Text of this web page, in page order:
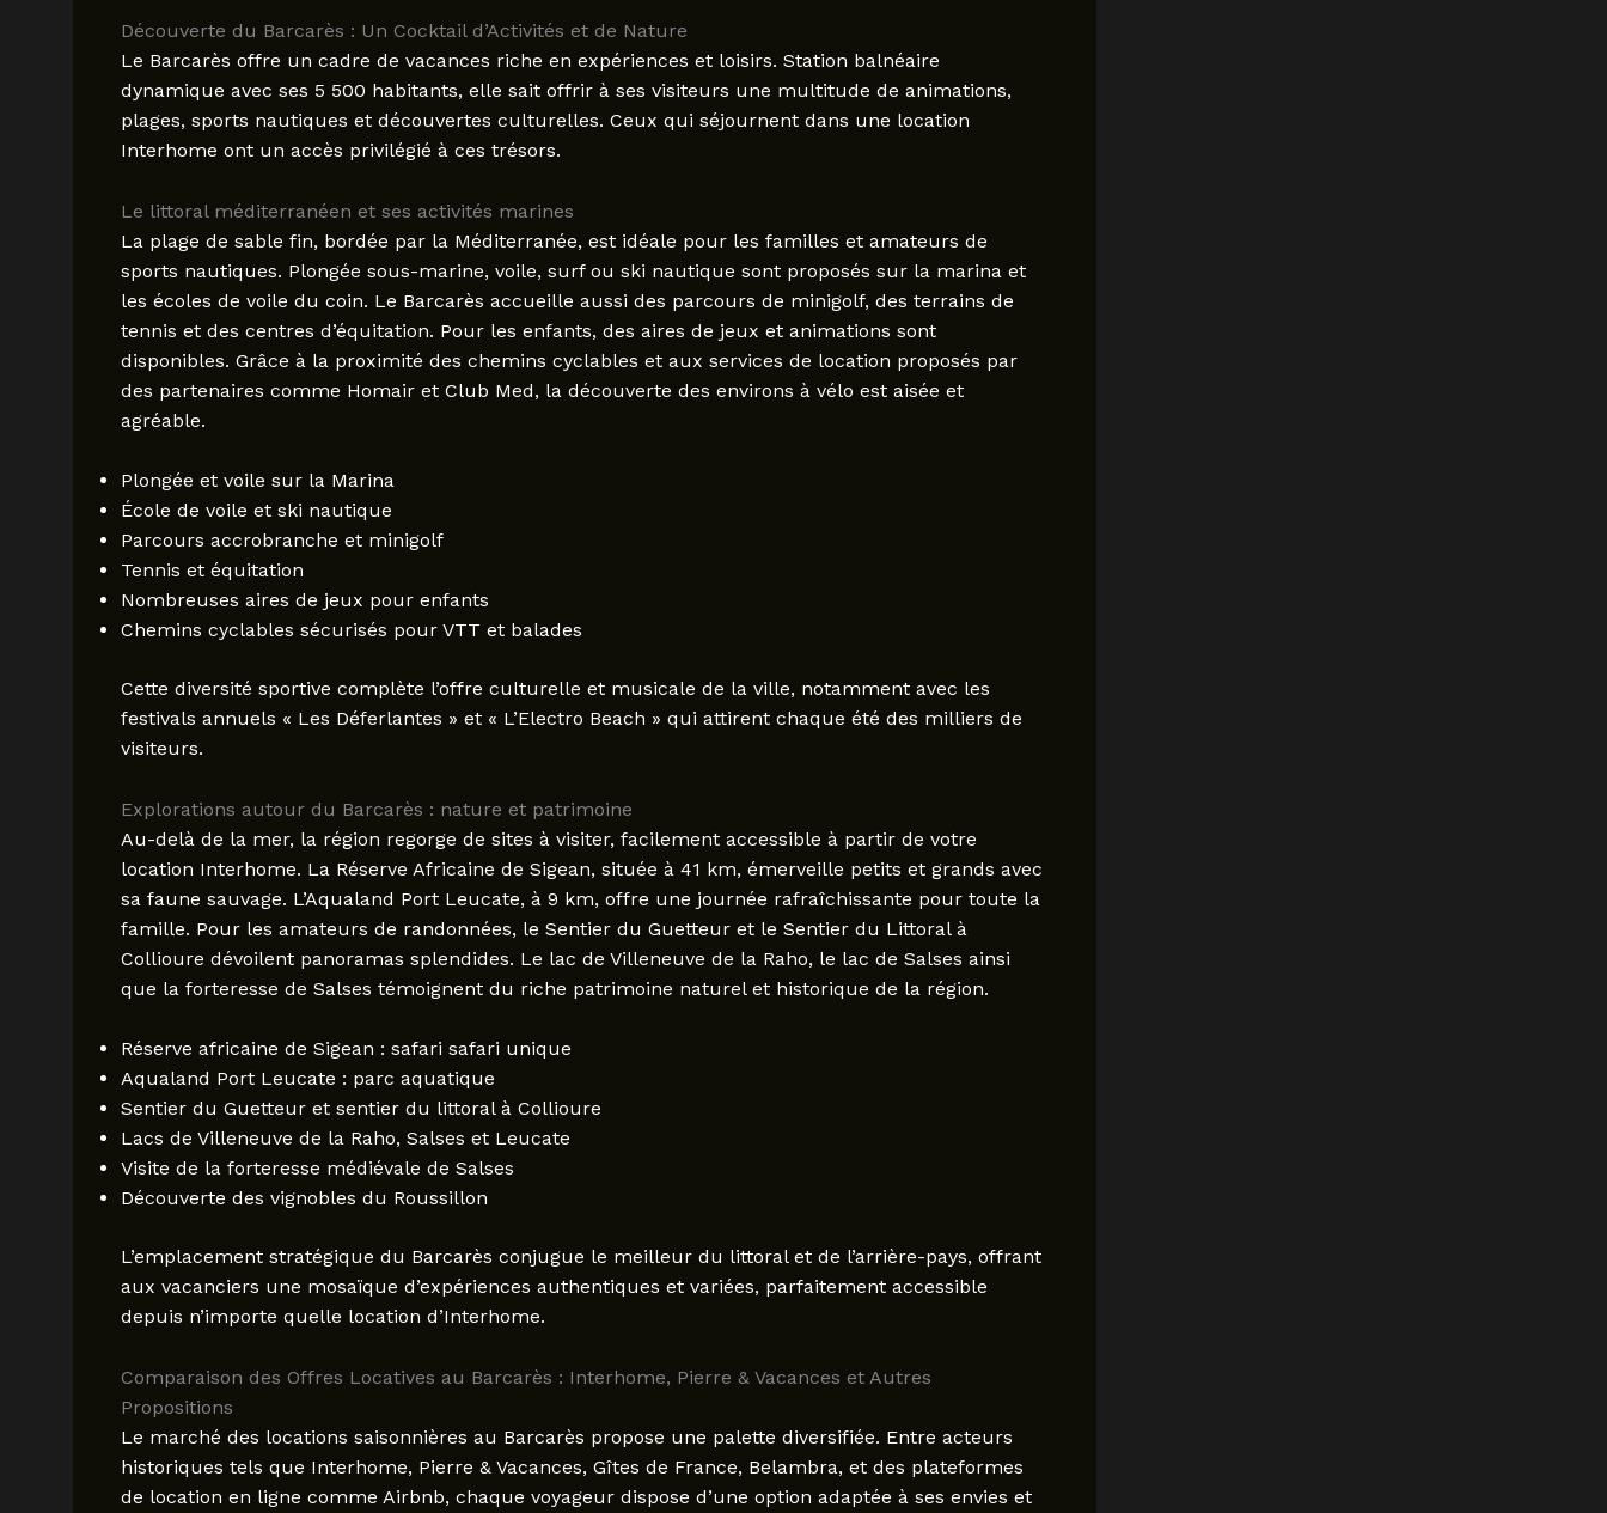
Découverte du Barcarès : Un Cocktail d’Activités et de Nature
Le Barcarès offre un cadre de vacances riche en expériences et loisirs. Station balnéaire
dynamique avec ses 5 500 habitants, elle sait offrir à ses visiteurs une multitude de animations,
plages, sports nautiques et découvertes culturelles. Ceux qui séjournent dans une location
Interhome ont un accès privilégié à ces trésors.
Le littoral méditerranéen et ses activités marines
La plage de sable fin, bordée par la Méditerranée, est idéale pour les familles et amateurs de
sports nautiques. Plongée sous-marine, voile, surf ou ski nautique sont proposés sur la marina et
les écoles de voile du coin. Le Barcarès accueille aussi des parcours de minigolf, des terrains de
tennis et des centres d’équitation. Pour les enfants, des aires de jeux et animations sont
disponibles. Grâce à la proximité des chemins cyclables et aux services de location proposés par
des partenaires comme Homair et Club Med, la découverte des environs à vélo est aisée et
agréable.
Plongée et voile sur la Marina
École de voile et ski nautique
Parcours accrobranche et minigolf
Tennis et équitation
Nombreuses aires de jeux pour enfants
Chemins cyclables sécurisés pour VTT et balades
Cette diversité sportive complète l’offre culturelle et musicale de la ville, notamment avec les
festivals annuels « Les Déferlantes » et « L’Electro Beach » qui attirent chaque été des milliers de
visiteurs.
Explorations autour du Barcarès : nature et patrimoine
Au-delà de la mer, la région regorge de sites à visiter, facilement accessible à partir de votre
location Interhome. La Réserve Africaine de Sigean, située à 41 km, émerveille petits et grands avec
sa faune sauvage. L’Aqualand Port Leucate, à 9 km, offre une journée rafraîchissante pour toute la
famille. Pour les amateurs de randonnées, le Sentier du Guetteur et le Sentier du Littoral à
Collioure dévoilent panoramas splendides. Le lac de Villeneuve de la Raho, le lac de Salses ainsi
que la forteresse de Salses témoignent du riche patrimoine naturel et historique de la région.
Réserve africaine de Sigean : safari safari unique
Aqualand Port Leucate : parc aquatique
Sentier du Guetteur et sentier du littoral à Collioure
Lacs de Villeneuve de la Raho, Salses et Leucate
Visite de la forteresse médiévale de Salses
Découverte des vignobles du Roussillon
L’emplacement stratégique du Barcarès conjugue le meilleur du littoral et de l’arrière-pays, offrant
aux vacanciers une mosaïque d’expériences authentiques et variées, parfaitement accessible
depuis n’importe quelle location d’Interhome.
Comparaison des Offres Locatives au Barcarès : Interhome, Pierre & Vacances et Autres
Propositions
Le marché des locations saisonnières au Barcarès propose une palette diversifiée. Entre acteurs
historiques tels que Interhome, Pierre & Vacances, Gîtes de France, Belambra, et des plateformes
de location en ligne comme Airbnb, chaque voyageur dispose d’une option adaptée à ses envies et